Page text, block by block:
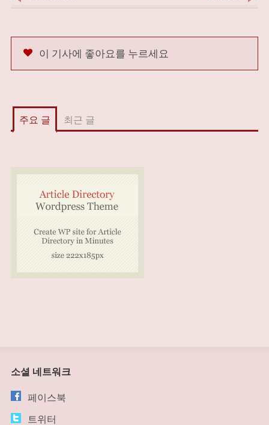
이 기사에 좋아요를 누르세요
주요 글 최근 글
소셜 네트워크
페이스북
트위터